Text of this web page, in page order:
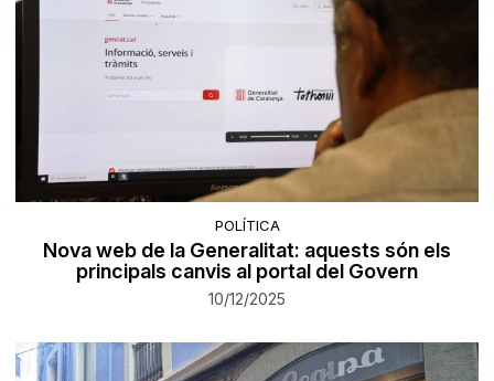
POLÍTICA
Nova web de la Generalitat: aquests són els
principals canvis al portal del Govern
10/12/2025